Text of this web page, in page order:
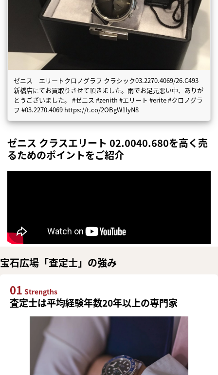
ゼニス エリートクロノグラフ クラシック03.2270.4069/26.C493
新橋店にてお買取りさせて頂きました。雨でお足元悪い中、ありが
とうございました。 #ゼニス #zenith #エリート #erite #クロノグラ
フ #03.2270.4069 https://t.co/2OBgW1lyN8
ゼニス クラスエリート 02.0040.680を高く売
るためのポイントをご紹介
宝石広場「査定士」の強み
01 Strengths
査定士は平均経験年数20年以上の専門家